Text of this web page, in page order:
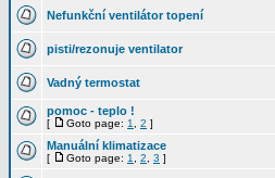
Nefunkční ventilátor topení
pisti/rezonuje ventilator
Vadný termostat
pomoc - teplo !
[ Goto page: 1 2 ]
Manuální klimatizace
[ Goto page: 1 2 3 ]